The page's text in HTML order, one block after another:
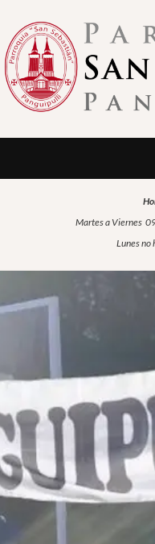
Martes a Viernes
Lunes no